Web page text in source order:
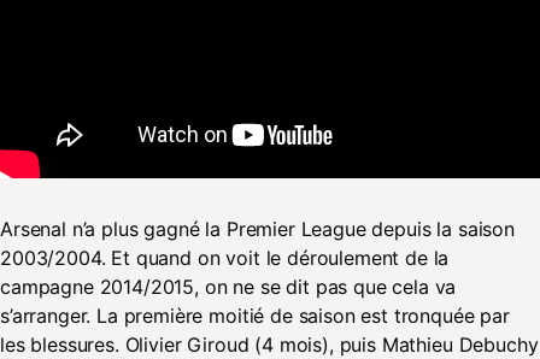
Arsenal n’a plus gagné la Premier League depuis la saison
2003/2004. Et quand on voit le déroulement de la
campagne 2014/2015, on ne se dit pas que cela va
s’arranger. La première moitié de saison est tronquée par
les blessures. Olivier Giroud (4 mois), puis Mathieu Debuchy